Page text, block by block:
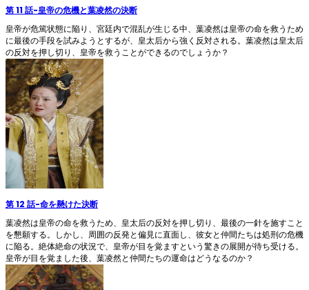
第 11 話-皇帝の危機と葉凌然の決断
皇帝が危篤状態に陥り、宮廷内で混乱が生じる中、葉凌然は皇帝の命を救うため
に最後の手段を試みようとするが、皇太后から強く反対される。葉凌然は皇太后
の反対を押し切り、皇帝を救うことができるのでしょうか？
第 12 話-命を懸けた決断
葉凌然は皇帝の命を救うため、皇太后の反対を押し切り、最後の一針を施すこと
を懇願する。しかし、周囲の反発と偏見に直面し、彼女と仲間たちは処刑の危機
に陥る。絶体絶命の状況で、皇帝が目を覚ますという驚きの展開が待ち受ける。
皇帝が目を覚ました後、葉凌然と仲間たちの運命はどうなるのか？